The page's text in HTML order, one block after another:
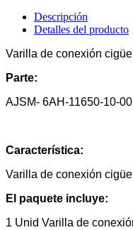
Descripción
Detalles del producto
Varilla de conexión
Parte:
AJSM- 6AH-11650-10-00
Característica:
Varilla de conexión
El paquete incluye:
1 Unid Varilla de